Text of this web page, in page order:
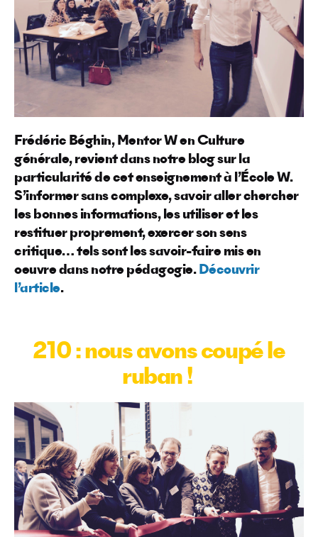
Frédéric Béghin, Mentor W en Culture
générale, revient dans notre blog sur la
particularité de cet enseignement à l’École W.
S’informer sans complexe, savoir aller chercher
les bonnes informations, les utiliser et les
restituer proprement, exercer son sens
critique… tels sont les savoir-faire mis en
oeuvre dans notre pédagogie.Découvrir
l’article.
210 : nous avons coupé le
ruban !